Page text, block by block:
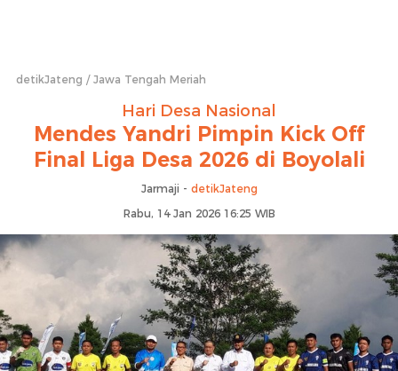
detikJateng Jawa Tengah Meriah
Hari Desa Nasional
Mendes Yandri Pimpin Kick Off
Final Liga Desa 2026 di Boyolali
Jarmaji - detikJateng
Rabu, 14 Jan 2026 16:25 WIB